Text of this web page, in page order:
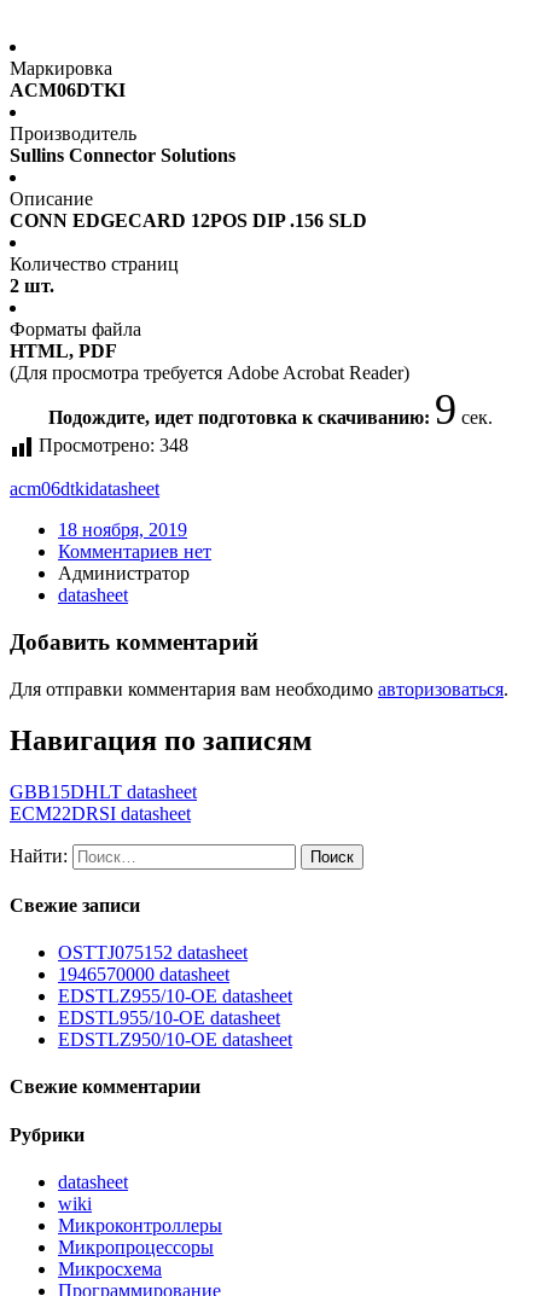
Маркировка
ACM06DTKI
Производитель
Sullins Connector Solutions
Описание
CONN EDGECARD 12POS DIP .156 SLD
Количество страниц
2 шт.
Форматы файла
HTML, PDF
(Для просмотра требуется Adobe Acrobat Reader)
Подождите, идет подготовка к скачиванию: 9 сек.
Просмотрено: 348
acm06dtkidatasheet
18 ноября, 2019
Комментариев нет
Администратор
datasheet
Добавить комментарий
Для отправки комментария вам необходимо авторизоваться.
Навигация по записям
GBB15DHLT datasheet
ECM22DRSI datasheet
Найти:
Свежие записи
OSTTJ075152 datasheet
1946570000 datasheet
EDSTLZ955/10-OE datasheet
EDSTL955/10-OE datasheet
EDSTLZ950/10-OE datasheet
Свежие комментарии
Рубрики
datasheet
wiki
Микроконтроллеры
Микропроцессоры
Микросхема
Программирование